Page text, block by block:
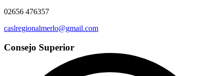
02656 476357
caslregionalmerlo@gmail.com
Consejo Superior